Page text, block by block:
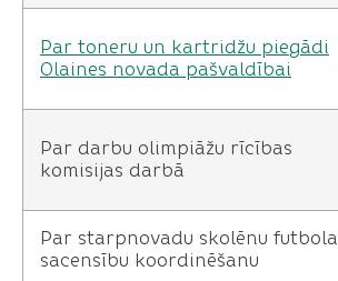
Par toneru un kartridžu piegādi
Olaines novada pašvaldībai
Par darbu olimpiāžu rīcības
komisijas darbā
Par starpnovadu skolēnu futbola
sacensību koordinēšanu